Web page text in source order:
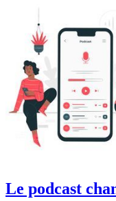
Le podcast